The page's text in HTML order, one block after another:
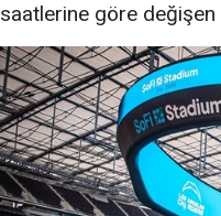
saatlerine göre değişen